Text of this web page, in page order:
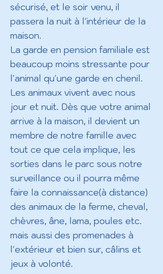
sécurisé, et le soir venu, il
passera la nuit à l'intérieur de la
maison.
La garde en pension familiale est
beaucoup moins stressante pour
l'animal qu'une garde en chenil.
Les animaux vivent avec nous
jour et nuit. Dès que votre animal
arrive à la maison, il devient un
membre de notre famille avec
tout ce que cela implique, les
sorties dans le parc sous notre
surveillance ou il pourra même
faire la connaissance(à distance)
des animaux de la ferme, cheval,
chèvres, âne, lama, poules etc.
mais aussi des promenades à
l'extérieur et bien sur, câlins et
jeux à volonté.